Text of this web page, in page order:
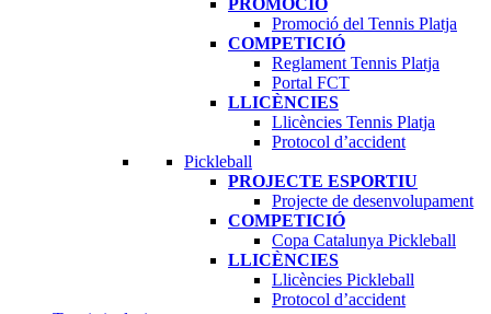
LLICÈNCIES
Llicències Tennis Platja
Protocol d’accident
PROJECTE ESPORTIU
Projecte de desenvolupament
COMPETICIÓ
LLICÈNCIES
Llicències Pickleball
Protocol d’accident
TENNIS EN CADIRA DE RODES
Projecte de desenvolupament
BLIND TENNIS
PROMOCIÓ
Promoció del Tennis Platja
COMPETICIÓ
Reglament Tennis Platja
Portal FCT
LLICÈNCIES
Llicències Tennis Platja
Protocol d’accident
Pickleball
PROJECTE ESPORTIU
Projecte de desenvolupament
COMPETICIÓ
Copa Catalunya Pickleball
LLICÈNCIES
Llicències Pickleball
Protocol d’accident